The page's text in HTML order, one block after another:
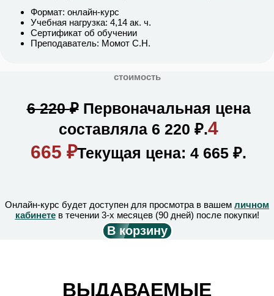
Формат: онлайн-курс
Учебная нагрузка: 4,14 ак. ч.
Сертификат об обучении
Преподаватель: Момот С.Н.
стоимость
6 220₽ Первоначальная цена
составляла 6 220 ₽.4
665 ₽Текущая цена: 4 665 ₽.
Онлайн-курс будет доступен для просмотра в вашем личном
кабинетев течении 3-х месяцев (90 дней) после покупки!
В корзину
ВЫДАВАЕМЫЕ